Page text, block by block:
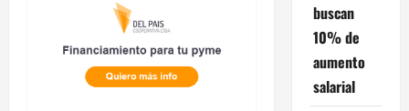
buscan
10% de
aumento
salarial